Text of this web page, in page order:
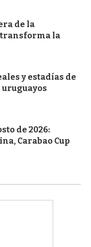
de la
transforma la
y estadías de
uruguayos
de 2026:
Carabao Cup